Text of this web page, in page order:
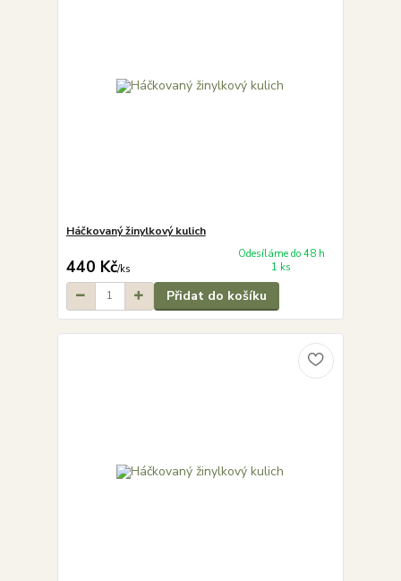
Háčkovaný žinylkový kulich
440 Kč/ks
Odesíláme do 48 h
1 ks
Přidat do košíku